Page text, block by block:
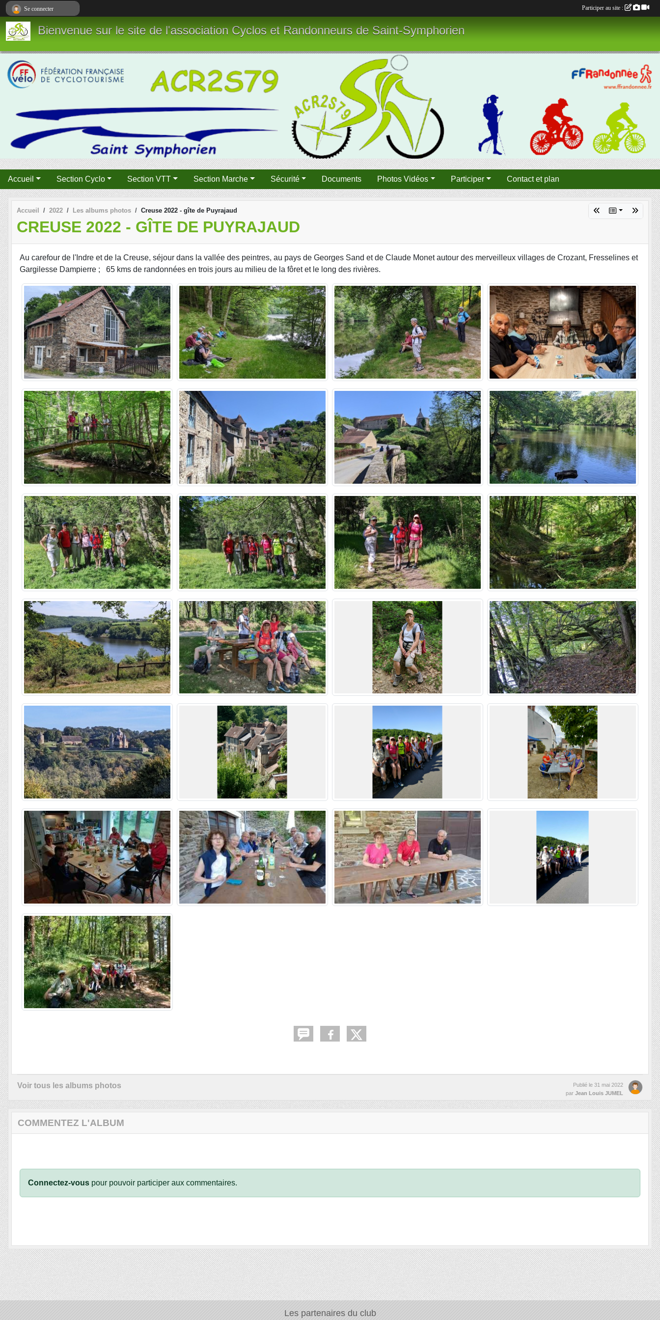
Bienvenue sur le site de l'association Cyclos et Randonneurs de Saint-Symphorien
Accueil Section Cyclo Section VTT Section Marche Sécurité Documents Photos Vidéos Participer Contact et plan
Accueil 2022 Les albums photos Creuse 2022 - gîte de Puyrajaud
CREUSE 2022 - GÎTE DE PUYRAJAUD
Au carefour de l'Indre et de la Creuse, séjour dans la vallée des peintres, au pays de Georges Sand et de Claude Monet autour des merveilleux villages de Crozant, Fresselines et
Gargilesse Dampierre ; 65 kms de randonnées en trois jours au milieu de la fôret et le long des rivières.
Voir tous les albums photos Publié le 31 mai 2022
par Jean Louis JUMEL
COMMENTEZ L'ALBUM
Connectez-vous pour pouvoir participer aux commentaires.
Les partenaires du club
Se connecter Participer au site :
Panneau de gestion des cookies